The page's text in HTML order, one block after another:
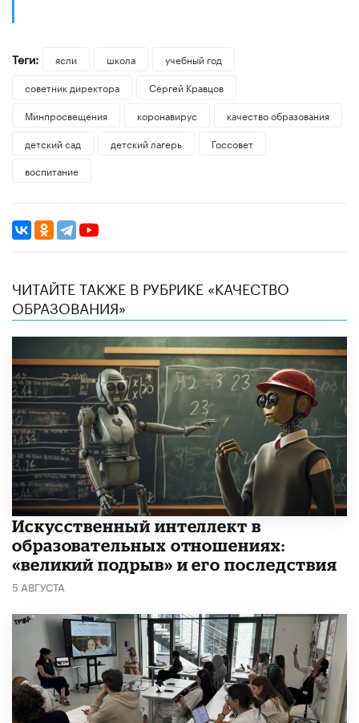
Теги: ясли школа
учебный год
советник директора
Сергей Кравцов
Минпросвещения
коронавирус
качество образования
детский сад
детский лагерь
Госсовет
воспитание
ЧИТАЙТЕ ТАКЖЕ В РУБРИКЕ «КАЧЕСТВО
ОБРАЗОВАНИЯ»
​Искусственный интеллект в
образовательных отношениях:
«великий подрыв» и его последствия
5 АВГУСТА